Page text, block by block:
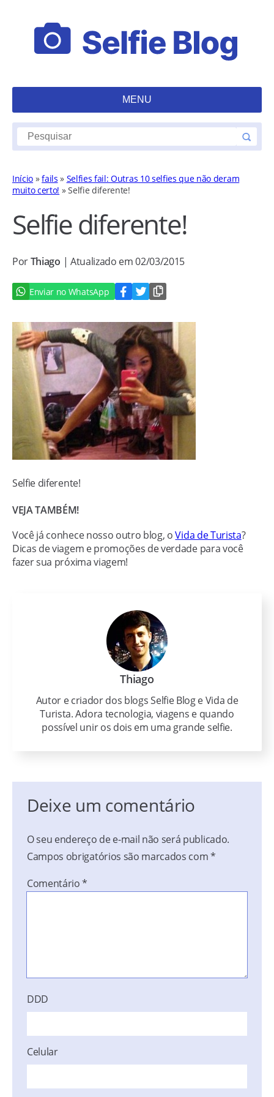
MENU
Início »fails » Selfies fail: Outras 10 selfies que não deram
muito certo! »Selfie diferente!
Selfie diferente!
PorThiago | Atualizado em 02/03/2015
Enviar no WhatsApp
Selfie diferente!
VEJA TAMBÉM!
Você já conhece nosso outro blog, oVida de Turista?
Dicas de viagem e promoções de verdade para você
fazer sua próxima viagem!
Thiago
Autor e criador dos blogs Selfie Blog e Vida de
Turista. Adora tecnologia, viagens e quando
possível unir os dois em uma grande selfie.
Deixe um comentário
O seu endereço de e-mail não será publicado.
Campos obrigatórios são marcados com*
Comentário*
DDD
Celular